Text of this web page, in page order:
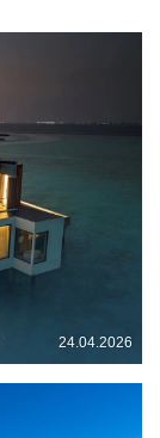
24.04.2026